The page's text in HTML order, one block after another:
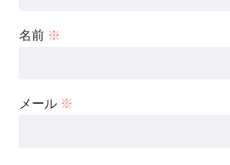
名前 ※
メール ※